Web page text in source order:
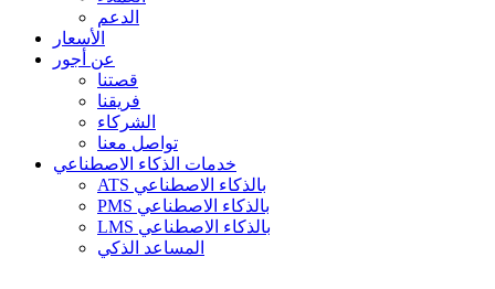
الدعم
الأسعار
عن أجور
قصتنا
فريقنا
الشركاء
تواصل معنا
خدمات الذكاء الاصطناعي
ATS بالذكاء الاصطناعي
PMS بالذكاء الاصطناعي
LMS بالذكاء الاصطناعي
المساعد الذكي